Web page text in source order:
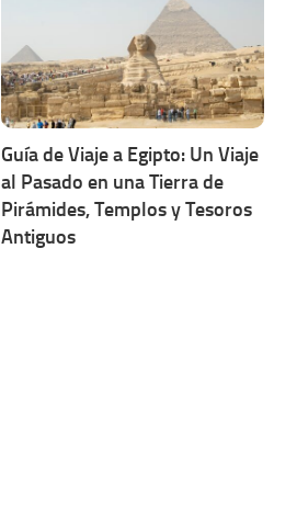
Guía de Viaje a Egipto: Un Viaje
al Pasado en una Tierra de
Pirámides, Templos y Tesoros
Antiguos